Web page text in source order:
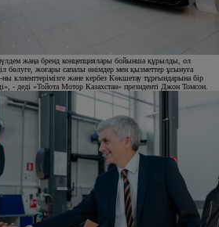
жаңа бренд концепциялары бойынша құрылды, ол
бөлуге, жоғары сапалы өнімдер мен қызметтер ұсынуға
клиенттерімізге және кербез Көкшетау тұрғындарына бір
- деді «Тойота Мотор Казахстан» президенті Джон Томсон.